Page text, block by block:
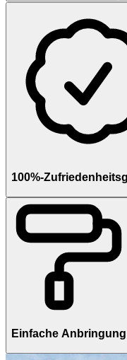
100%-
Einfache Anbringung